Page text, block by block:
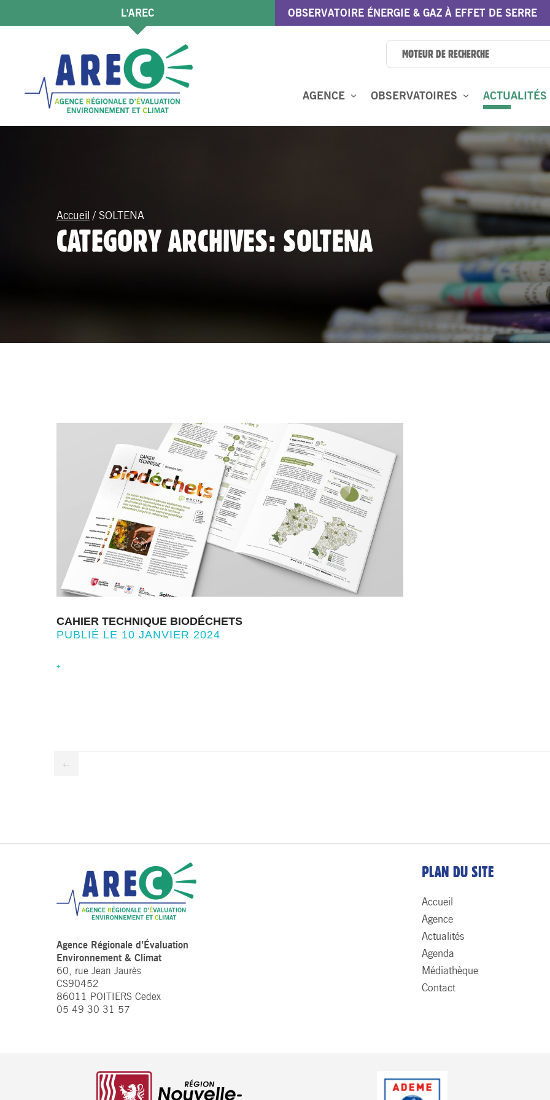
L'AREC OBSERVATOIRE ÉNERGIE & GAZ À EFFET DE SERRE
AGENCE OBSERVATOIRES ACTUALITÉS
Accueil / SOLTENA
CATEGORY ARCHIVES: SOLTENA
CAHIER TECHNIQUE BIODÉCHETS
PUBLIÉ LE 10 JANVIER 2024
+
←
Agence Régionale d’Évaluation
Environnement & Climat
60, rue Jean Jaurès
CS90452
86011 POITIERS Cedex
05 49 30 31 57
PLAN DU SITE
Accueil
Agence
Actualités
Agenda
Médiathèque
Contact